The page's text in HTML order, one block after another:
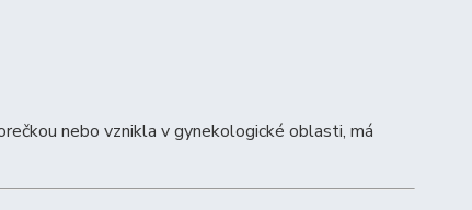
nebo vznikla v gynekologické oblasti, má